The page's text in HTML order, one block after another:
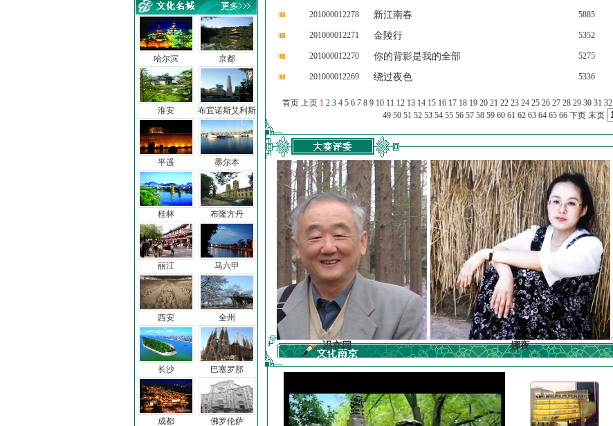
哈尔滨
淮安
平遥
桂林
丽江
西安
长沙
成都
京都
布宜诺斯艾利斯
墨尔本
布隆方丹
马六甲
全州
巴塞罗那
佛罗伦萨
201000012278 新江南春 5885
201000012271 金陵行 5352
201000012270 你的背影是我的全部 5275
201000012269 绕过夜色 5336
首页 上页 1 2 3 4 5 6 7 8 9 10 11 12 13 14 15 16 17 18 19 20 21 22 23 24 25 26 27 28 29 30 31 32
49 50 51 52 53 54 55 56 57 58 59 60 61 62 63 64 65 66 下页 末页
冯亦同 娜夜